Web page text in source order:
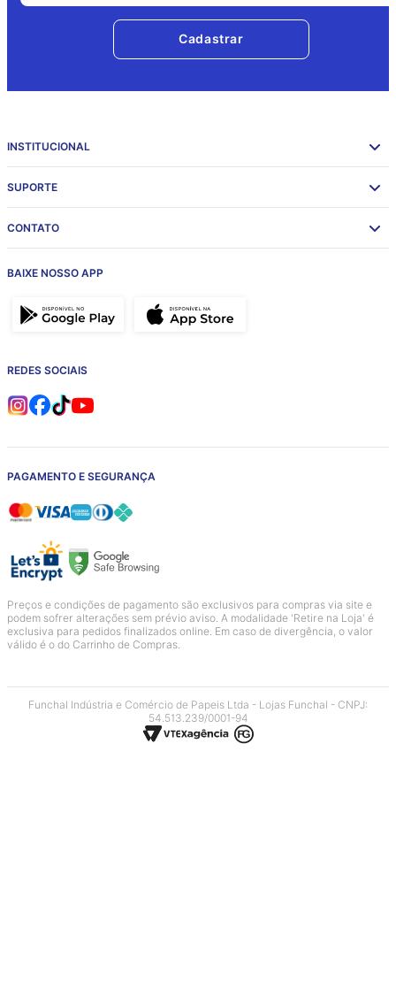
Cadastrar
INSTITUCIONAL
SUPORTE
CONTATO
BAIXE NOSSO APP
REDES SOCIAIS
PAGAMENTO E SEGURANÇA
Preços e condições de pagamento são exclusivos para compras via site e
podem sofrer alterações sem prévio aviso. A modalidade 'Retire na Loja' é
exclusiva para pedidos finalizados online. Em caso de divergência, o valor
válido é o do Carrinho de Compras.
Funchal Indústria e Comércio de Papeis Ltda - Lojas Funchal - CNPJ:
54.513.239/0001-94